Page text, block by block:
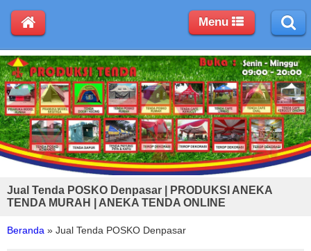
Jual Tenda POSKO Denpasar | PRODUKSI ANEKA
TENDA MURAH | ANEKA TENDA ONLINE
Beranda » Jual Tenda POSKO Denpasar
Menu